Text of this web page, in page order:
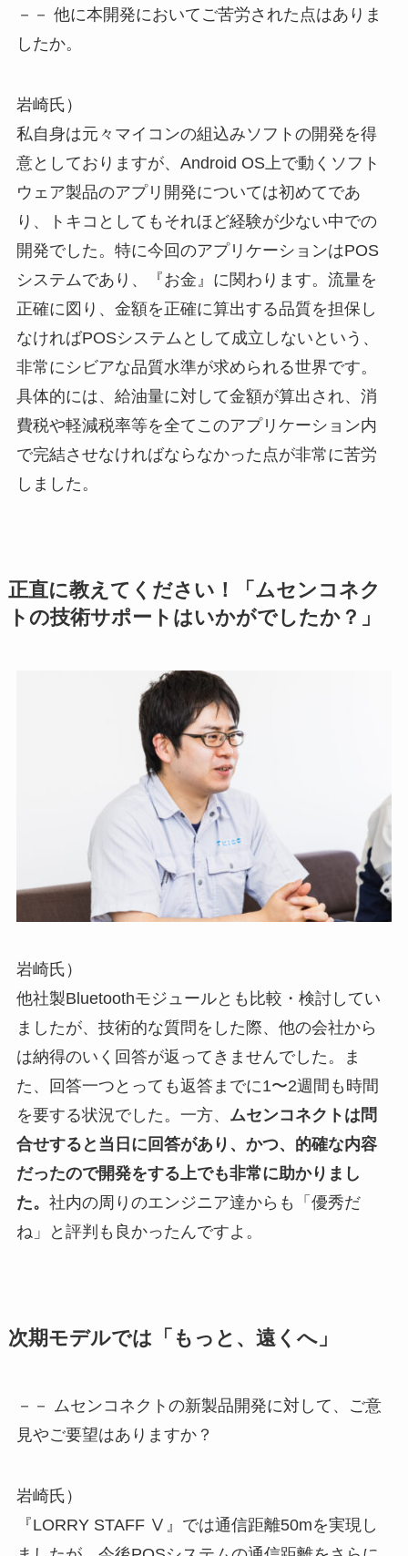
－－ 他に本開発においてご苦労された点はありま
したか。
岩崎氏）
私自身は元々マイコンの組込みソフトの開発を得
意としておりますが、Android OS上で動くソフト
ウェア製品のアプリ開発については初めてであ
り、トキコとしてもそれほど経験が少ない中での
開発でした。特に今回のアプリケーションはPOS
システムであり、『お金』に関わります。流量を
正確に図り、金額を正確に算出する品質を担保し
なければPOSシステムとして成立しないという、
非常にシビアな品質水準が求められる世界です。
具体的には、給油量に対して金額が算出され、消
費税や軽減税率等を全てこのアプリケーション内
で完結させなければならなかった点が非常に苦労
しました。
正直に教えてください！「ムセンコネク
トの技術サポートはいかがでしたか？」
岩崎氏）
他社製Bluetoothモジュールとも比較・検討してい
ましたが、技術的な質問をした際、他の会社から
は納得のいく回答が返ってきませんでした。ま
た、回答一つとっても返答までに1〜2週間も時間
を要する状況でした。一方、 ムセンコネクトは問
合せすると当日に回答があり、かつ、的確な内容
だったので開発をする上でも非常に助かりまし
た。 社内の周りのエンジニア達からも「優秀だ
ね」と評判も良かったんですよ。
次期モデルでは「もっと、遠くへ」
－－ ムセンコネクトの新製品開発に対して、ご意
見やご要望はありますか？
岩崎氏）
『LORRY STAFF Ⅴ』では通信距離50mを実現し